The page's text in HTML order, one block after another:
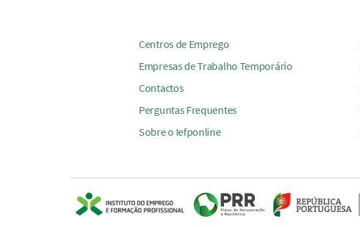
Centros de Emprego
Empresas de Trabalho Temporário
Contactos
Perguntas Frequentes
Sobre o Iefponline